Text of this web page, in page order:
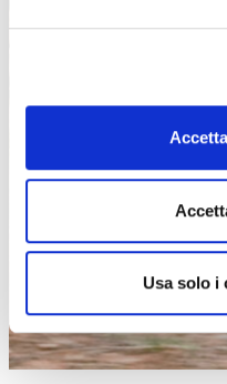
Usa solo i
Con l’allestimento gravel è